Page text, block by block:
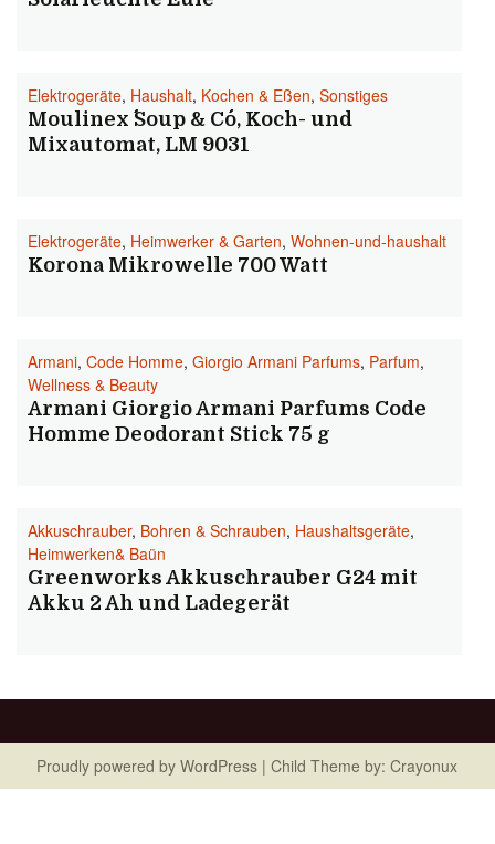
Elektrogeräte, Haushalt, Kochen & Eßen, Sonstiges
Moulinex ´´Soup & Co´´, Koch- und
Mixautomat, LM 9031
Elektrogeräte, Heimwerker & Garten, Wohnen-und-haushalt
Korona Mikrowelle 700 Watt
Armani, Code Homme, Giorgio Armani Parfums, Parfum,
Wellness & Beauty
Armani Giorgio Armani Parfums Code
Homme Deodorant Stick 75 g
Akkuschrauber, Bohren & Schrauben, Haushaltsgeräte,
Heimwerken& Baün
Greenworks Akkuschrauber G24 mit
Akku 2 Ah und Ladegerät
Proudly powered by WordPress | Child Theme by: Crayonux